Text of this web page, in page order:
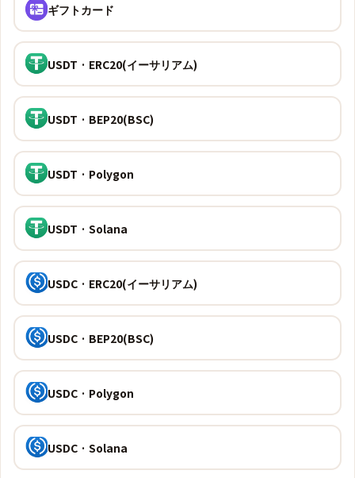
ギフトカード
USDT · ERC20(イーサリアム)
USDT · BEP20(BSC)
USDT · Polygon
USDT · Solana
USDC · ERC20(イーサリアム)
USDC · BEP20(BSC)
USDC · Polygon
USDC · Solana